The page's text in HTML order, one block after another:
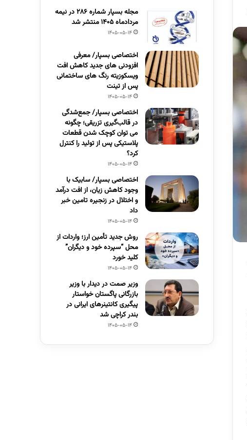
مجله بسپار شماره 286 در نیمه
مردادماه 1405 منتشر شد
1405-05-14
اختصاصی بسپار/ معرفی
افزودنی های جدید کاهش افت
ویسکوزیته رنگ های ساختمانی
پس از تینت
1405-05-14
اختصاصی بسپار/ جمع‌شدگی
در قالب‌گیری تزریقی؛ چگونه
می توان کوچک شدن قطعات
پلاستیکی پس از تولید را کنترل
کرد؟
1405-05-14
اختصاصی بسپار/ سابیک با
وجود کاهش زیان، از افت درآمد
و اختلال در زنجیره تامین خبر
داد
1405-05-14
روش جدید تأمین ارز؛ واردات از
محل “سپرده خود و دیگران”
کلید خورد
1405-05-14
وزیر صمت در دیدار با وزیر
بازرگانی پاگستان خواستار
پیگیری کانتینرهای ایرانی در
بندر کراچی شد
1405-05-14